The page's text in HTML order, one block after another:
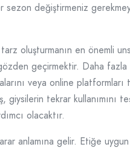
sezon değiştirmeniz
oluşturmanın en önemli
gözden geçirmektir. Daha
veya online platformları
giysilerin tekrar kullanımını
olacaktır.
anlamına gelir. Etiğe